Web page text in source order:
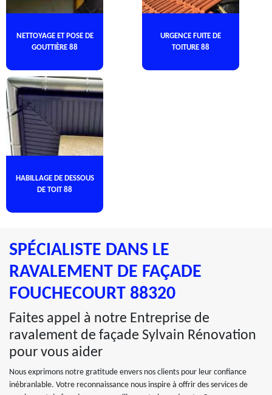
NETTOYAGE ET POSE DE
GOUTTIÈRE 88
URGENCE FUITE DE
TOITURE 88
HABILLAGE DE DESSOUS
DE TOIT 88
SPÉCIALISTE DANS LE
RAVALEMENT DE FAÇADE
FOUCHECOURT 88320
Faites appel à notre Entreprise de
ravalement de façade Sylvain Rénovation
pour vous aider
Nous exprimons notre gratitude envers nos clients pour leur confiance
inébranlable. Votre reconnaissance nous inspire à offrir des services de